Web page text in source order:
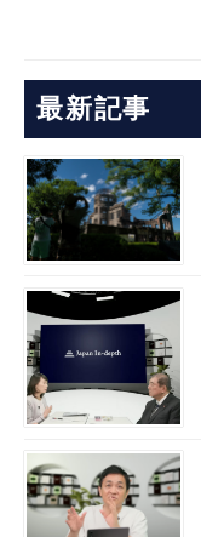
最新記事